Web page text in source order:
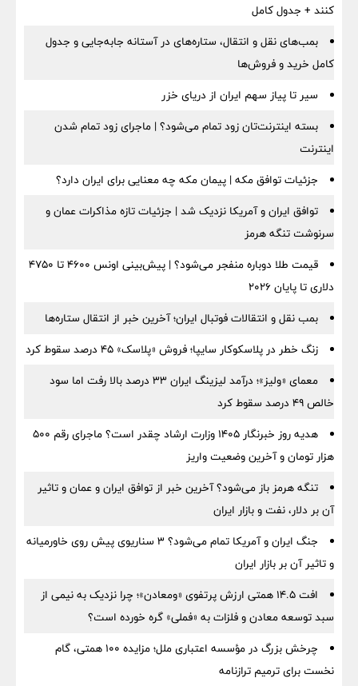
کنند + جدول کامل
بمب‌های نقل و انتقال، ستاره‌های در آستانه جابه‌جایی و جدول
کامل خرید و فروش‌ها
سیر تا پیاز سهم ایران از دریای خزر
بسته اینترنت‌تان زود تمام می‌شود؟ | ماجرای زود تمام شدن
اینترنت
جزئیات توافق مکه | پیمان مکه چه معنایی برای ایران دارد؟
توافق ایران و آمریکا نزدیک شد | جزئیات تازه مذاکرات عمان و
سرنوشت تنگه هرمز
قیمت طلا دوباره منفجر می‌شود؟ | پیش‌بینی اونس ۴۶۰۰ تا ۴۷۵۰
دلاری تا پایان ۲۰۲۶
بمب نقل‌ و انتقالات فوتبال ایران؛ آخرین خبر از انتقال ستاره‌ها
زنگ خطر در پلاسکوکار سایپا؛ فروش «پلاسک» ۴۵ درصد سقوط کرد
معمای «ولیز»؛ درآمد لیزینگ ایران ۳۳ درصد بالا رفت اما سود
خالص ۴۹ درصد سقوط کرد
هدیه روز خبرنگار ۱۴۰۵ وزارت ارشاد چقدر است؟ ماجرای رقم ۵۰۰
هزار تومان و آخرین وضعیت واریز
تنگه هرمز باز می‌شود؟ آخرین خبر از توافق ایران و عمان و تاثیر
آن بر دلار، نفت و بازار ایران
جنگ ایران و آمریکا تمام می‌شود؟ ۳ سناریوی پیش روی خاورمیانه
و تاثیر آن بر بازار ایران
افت ۱۴.۵ همتی ارزش پرتفوی «ومعادن»؛ چرا نزدیک به نیمی از
سبد توسعه معادن و فلزات به «فملی» گره خورده است؟
چرخش بزرگ در مؤسسه اعتباری ملل؛ مزایده ۱۰۰ همتی، گام
نخست برای ترمیم ترازنامه